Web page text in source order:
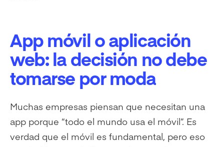
App móvil o aplicación
web: la decisión no debe
tomarse por moda
Muchas empresas piensan que necesitan una
app porque “todo el mundo usa el móvil”. Es
verdad que el móvil es fundamental, pero eso